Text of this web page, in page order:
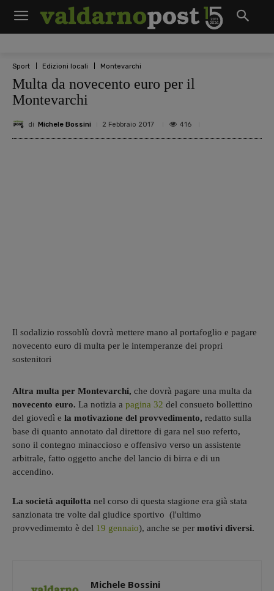
Sport Edizioni locali Montevarchi
Multa da novecento euro per il
Montevarchi
di Michele Bossini 2 Febbraio 2017 416
Il sodalizio rossoblù dovrà mettere mano al portafoglio e pagare
novecento euro di multa per le intemperanze dei propri
sostenitori
Altra multa per Montevarchi, che dovrà pagare una multa da
novecento euro. La notizia a pagina 32 del consueto bollettino
del giovedì e la motivazione del provvedimento, redatto sulla
base di quanto annotato dal direttore di gara nel suo referto,
sono il contegno minaccioso e offensivo verso un assistente
arbitrale, fatto oggetto anche del lancio di birra e di un
accendino.
La società aquilotta nel corso di questa stagione era già stata
sanzionata tre volte dal giudice sportivo (l'ultimo
provvedimemto è del 19 gennaio), anche se per motivi diversi.
Michele Bossini